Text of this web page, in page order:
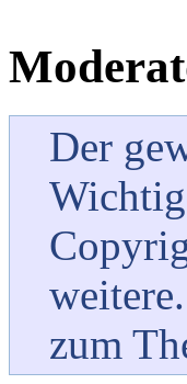
Der
zum